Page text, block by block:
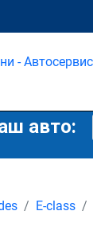
авто:
E-class